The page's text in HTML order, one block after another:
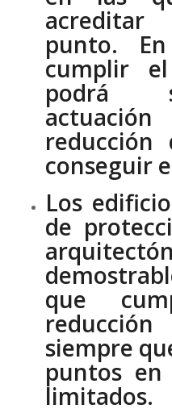
punto.
cumplir
podrá
reducción
conseguir
Los
de
que
siempre
puntos
limitados.